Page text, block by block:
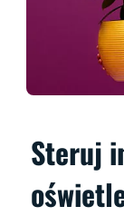
Steruj